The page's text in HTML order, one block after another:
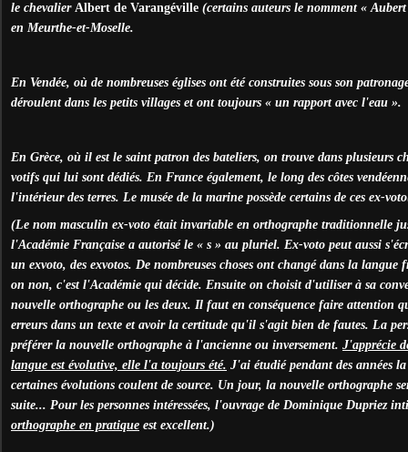
le chevalier Albert de Varangéville (certains auteurs le nomment «
en Meurthe-et-Moselle.
En Vendée, où de nombreuses églises ont été construites sous son
déroulent dans les petits villages et ont toujours « un rapport avec l'eau ».
En Grèce, où il est le saint patron des bateliers, on trouve dans plusieurs
votifs qui lui sont dédiés. En France également, le long des côtes
l'intérieur des terres. Le musée de la marine possède certains de ces ex-
(Le nom masculin ex-voto était invariable en orthographe traditionnelle
l'Académie Française a autorisé le « s » au pluriel. Ex-voto peut aussi
un exvoto, des exvotos. De nombreuses choses ont changé dans la
on non, c'est l'Académie qui décide. Ensuite on choisit d'utiliser à sa
nouvelle orthographe ou les deux. Il faut en conséquence faire attention
erreurs dans un texte et avoir la certitude qu'il s'agit bien de fautes. La
préférer la nouvelle orthographe à l'ancienne ou inversement. J'apprécie
langue est évolutive, elle l'a toujours été. J'ai étudié pendant des années
certaines évolutions coulent de source. Un jour, la nouvelle orthographe
suite... Pour les personnes intéressées, l'ouvrage de Dominique Dupriez
orthographe en pratique est excellent.)